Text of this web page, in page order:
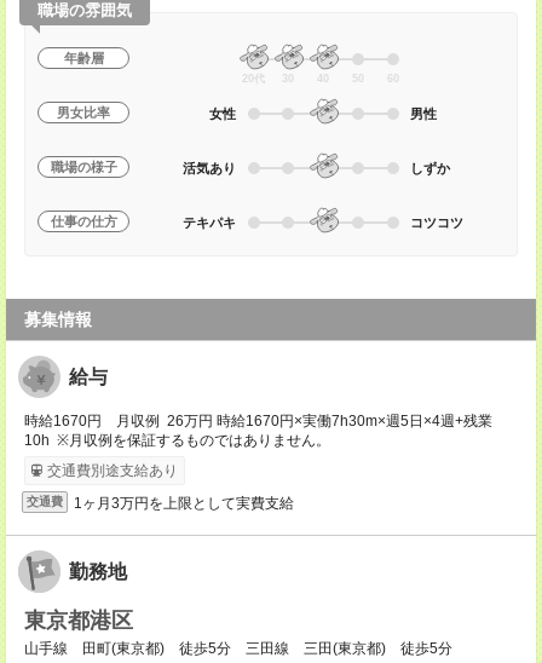
職場の雰囲気
年齢層
20代 30 40 50 60
男女比率 女性 男性
職場の様子 活気あり しずか
仕事の仕方 テキパキ コツコツ
募集情報
給与
時給1670円 月収例 26万円 時給1670円×実働7h30m×週5日×4週+残業
10h ※月収例を保証するものではありません。
交通費別途支給あり
交通費 1ヶ月3万円を上限として実費支給
勤務地
東京都港区
山手線 田町(東京都) 徒歩5分 三田線 三田(東京都) 徒歩5分